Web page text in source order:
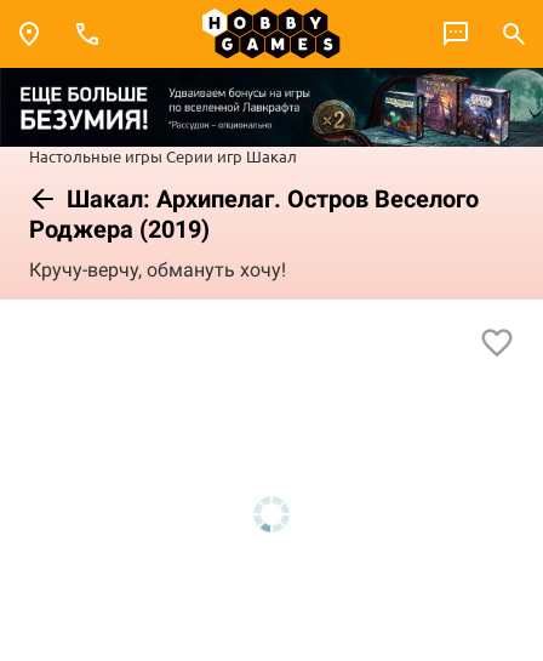
Настольные игры Серии игр Шакал
Шакал: Архипелаг. Остров Веселого
Роджера (2019)
Кручу-верчу, обмануть хочу!